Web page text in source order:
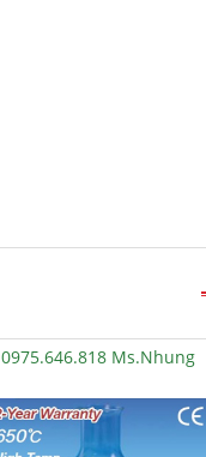
0975.646.818 Ms.Nhung